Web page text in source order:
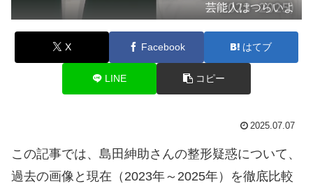
芸能人はつらいよ
X Facebook はてブ
LINE コピー
2025.07.07
この記事では、島田紳助さんの整形疑惑について、
過去の画像と現在（2023年～2025年）を徹底比較